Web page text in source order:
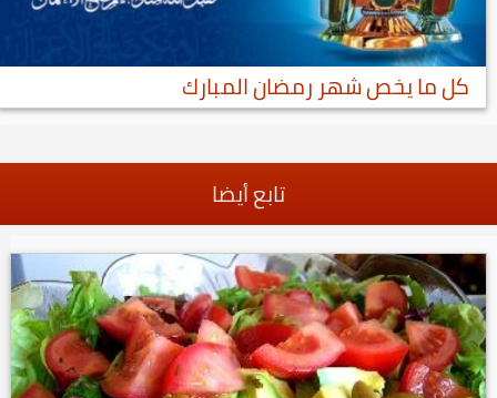
كل ما يخص شهر رمضان المبارك
تابع أيضا